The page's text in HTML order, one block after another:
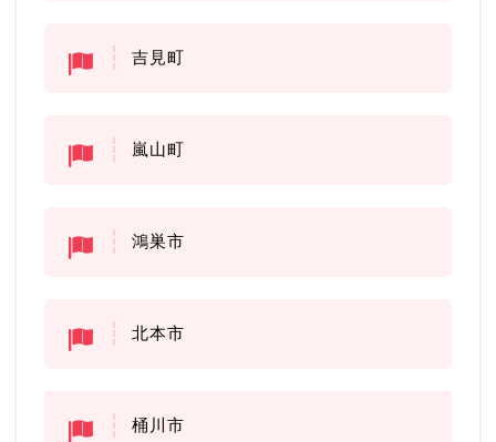
吉見町
嵐山町
鴻巣市
北本市
桶川市